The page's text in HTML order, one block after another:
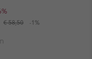
€ 58,50 -1%